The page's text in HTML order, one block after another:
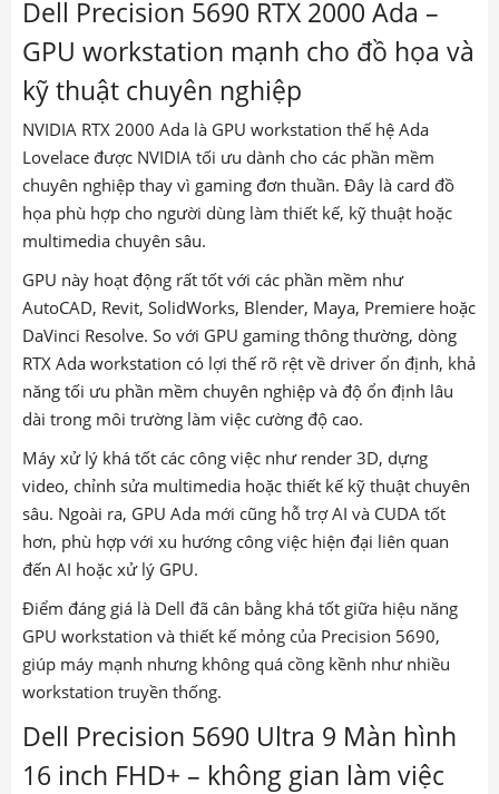
Dell Precision 5690 RTX 2000 Ada –
GPU workstation mạnh cho đồ họa và
kỹ thuật chuyên nghiệp
NVIDIA RTX 2000 Ada là GPU workstation thế hệ Ada
Lovelace được NVIDIA tối ưu dành cho các phần mềm
chuyên nghiệp thay vì gaming đơn thuần. Đây là card đồ
họa phù hợp cho người dùng làm thiết kế, kỹ thuật hoặc
multimedia chuyên sâu.
GPU này hoạt động rất tốt với các phần mềm như
AutoCAD, Revit, SolidWorks, Blender, Maya, Premiere hoặc
DaVinci Resolve. So với GPU gaming thông thường, dòng
RTX Ada workstation có lợi thế rõ rệt về driver ổn định, khả
năng tối ưu phần mềm chuyên nghiệp và độ ổn định lâu
dài trong môi trường làm việc cường độ cao.
Máy xử lý khá tốt các công việc như render 3D, dựng
video, chỉnh sửa multimedia hoặc thiết kế kỹ thuật chuyên
sâu. Ngoài ra, GPU Ada mới cũng hỗ trợ AI và CUDA tốt
hơn, phù hợp với xu hướng công việc hiện đại liên quan
đến AI hoặc xử lý GPU.
Điểm đáng giá là Dell đã cân bằng khá tốt giữa hiệu năng
GPU workstation và thiết kế mỏng của Precision 5690,
giúp máy mạnh nhưng không quá cồng kềnh như nhiều
workstation truyền thống.
Dell Precision 5690 Ultra 9 Màn hình
16 inch FHD+ – không gian làm việc